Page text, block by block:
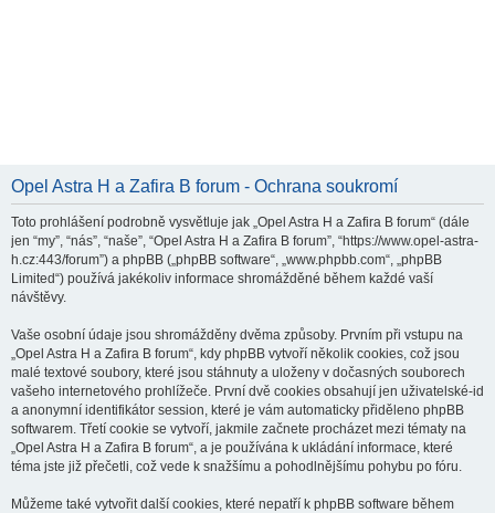
Opel Astra H a Zafira B forum - Ochrana soukromí
Toto prohlášení podrobně vysvětluje jak „Opel Astra H a Zafira B forum“ (dále
jen “my”, “nás”, “naše”, “Opel Astra H a Zafira B forum”, “https://www.opel-astra-
h.cz:443/forum”) a phpBB („phpBB software“, „www.phpbb.com“, „phpBB
Limited“) používá jakékoliv informace shromážděné během každé vaší
návštěvy.
Vaše osobní údaje jsou shromážděny dvěma způsoby. Prvním při vstupu na
„Opel Astra H a Zafira B forum“, kdy phpBB vytvoří několik cookies, což jsou
malé textové soubory, které jsou stáhnuty a uloženy v dočasných souborech
vašeho internetového prohlížeče. První dvě cookies obsahují jen uživatelské-id
a anonymní identifikátor session, které je vám automaticky přiděleno phpBB
softwarem. Třetí cookie se vytvoří, jakmile začnete procházet mezi tématy na
„Opel Astra H a Zafira B forum“, a je používána k ukládání informace, které
téma jste již přečetli, což vede k snažšímu a pohodlnějšímu pohybu po fóru.
Můžeme také vytvořit další cookies, které nepatří k phpBB software během